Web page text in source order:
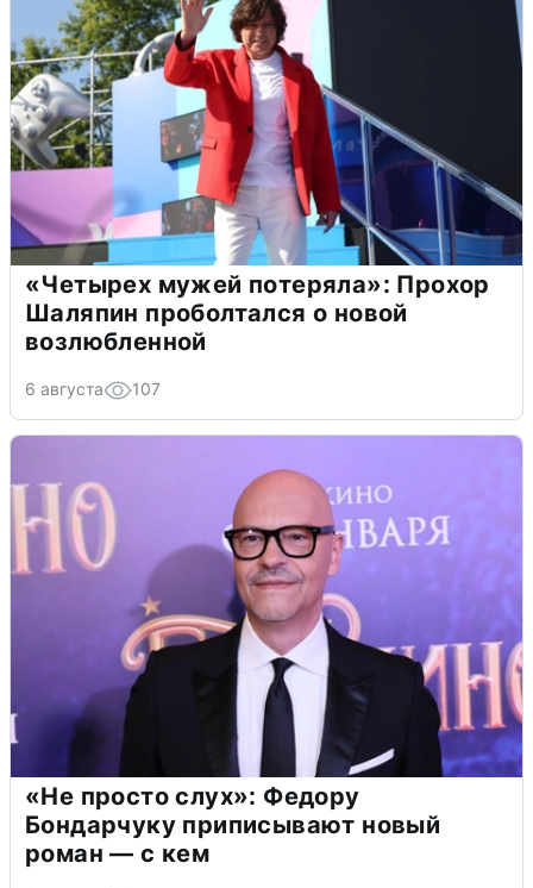
«Четырех мужей потеряла»: Прохор
Шаляпин проболтался о новой
возлюбленной
6 августа 107
«Не просто слух»: Федору
Бондарчуку приписывают новый
роман — с кем